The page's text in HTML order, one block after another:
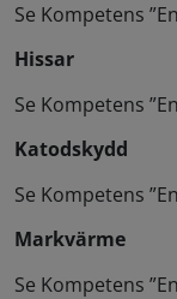
Se Kompetens
Hissar
Se Kompetens
Katodskydd
Se Kompetens
Markvärme
Se Kompetens